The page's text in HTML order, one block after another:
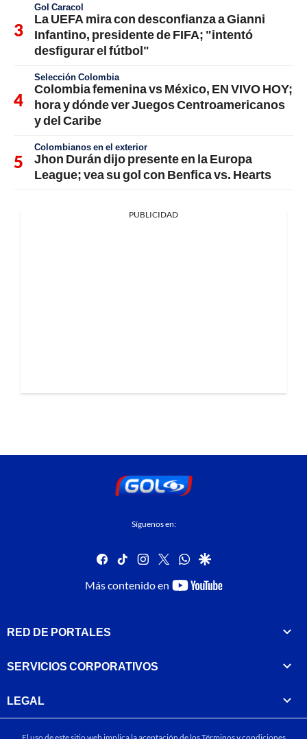
Gol Caracol
La UEFA mira con desconfianza a Gianni
Infantino, presidente de FIFA; "intentó
desfigurar el fútbol"
Selección Colombia
Colombia femenina vs México, EN VIVO HOY;
hora y dónde ver Juegos Centroamericanos
y del Caribe
Colombianos en el exterior
Jhon Durán dijo presente en la Europa
League; vea su gol con Benfica vs. Hearts
PUBLICIDAD
Síguenos en:
facebook
tiktok instagram
twitterwhatsapp
google
Más contenido en
youtube-
RED DE PORTALES
SERVICIOS CORPORATIVOS
LEGAL